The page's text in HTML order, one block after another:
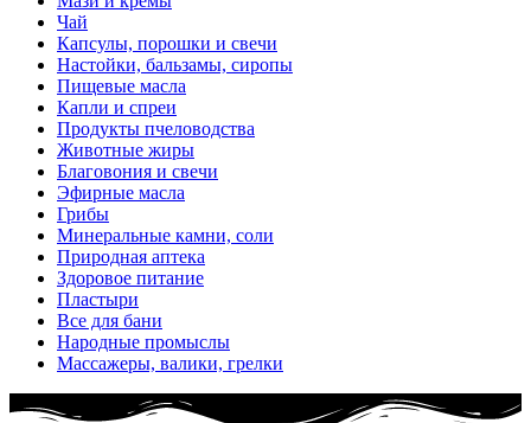
Чай
Капсулы, порошки и свечи
Настойки, бальзамы, сиропы
Пищевые масла
Капли и спреи
Продукты пчеловодства
Животные жиры
Благовония и свечи
Эфирные масла
Грибы
Минеральные камни, соли
Природная аптека
Здоровое питание
Пластыри
Все для бани
Народные промыслы
Массажеры, валики, грелки​